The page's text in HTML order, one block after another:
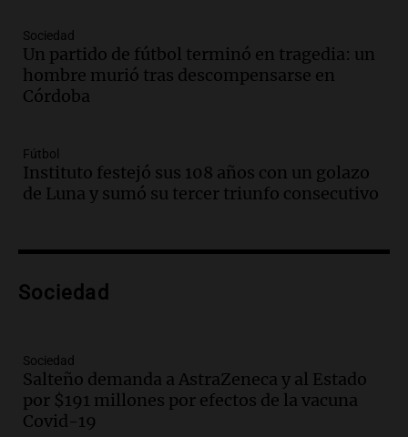
Episodios
Audio.Casabindo se prepara para una
celebración única: 30.000 turistas y el
tradicional Toreo de la Vincha
Audio.Borges, abogada de Pourrain:
"Tres hombres se lo llevaron para
hacerle preguntas y nunca regresó"
Episodios
metros del río Suquía y retiraron hasta
Episodios
Audio.La historia de la servilleta que
firmó Jorge Messi para el primer
contrato de Leo con Barcelona
Sociedad
Un partido de fútbol terminó en tragedia: un
hombre murió tras descompensarse en
Córdoba
Fútbol
Instituto festejó sus 108 años con un golazo
de Luna y sumó su tercer triunfo consecutivo
Sociedad
Sociedad
Salteño demanda a AstraZeneca y al Estado
por $191 millones por efectos de la vacuna
Covid-19